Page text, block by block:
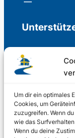
Um dir ein optimales
Cookies, um
zuzugreifen. Wenn
wie das
Wenn du deine
Freiwillige
Support us